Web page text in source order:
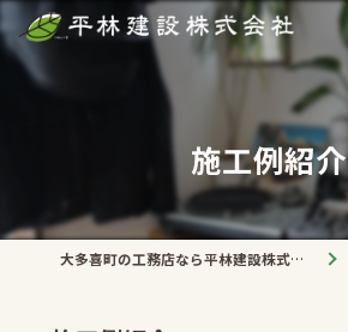
施工例紹介
大多喜町の工務店なら平林建設株式会社